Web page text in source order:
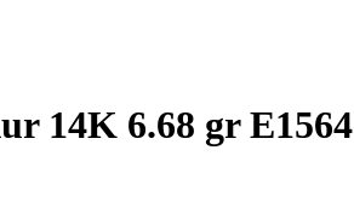
14K 6.68 gr E1564